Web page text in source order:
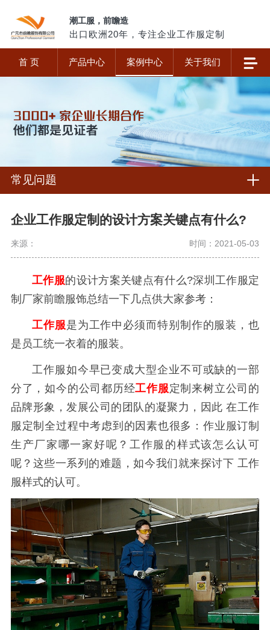
潮工服，前瞻造
出口欧洲20年，专注企业工作服定制
首 页 产品中心 案例中心 关于我们
常见问题
企业工作服定制的设计方案关键点有什么?
来源： 时间：2021-05-03
工作服的设计方案关键点有什么?深圳工作服定
制厂家前瞻服饰总结一下几点供大家参考：
工作服是为工作中必须而特别制作的服装，也
是员工统一衣着的服装。
工作服如今早已变成大型企业不可或缺的一部
分了，如今的公司都历经工作服定制来树立公司的
品牌形象，发展公司的团队的凝聚力，因此 在工作
服 定制全过程中考虑到的因素也很多：作业服订制
生产厂家哪一家好呢？ 工作服 的样式该怎么认可
呢？这些一系列的难题，如今我们就来探讨下 工作
服样式的认可。